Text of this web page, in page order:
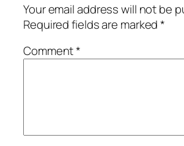
Your email address will not be
Required fields are marked*
Comment*